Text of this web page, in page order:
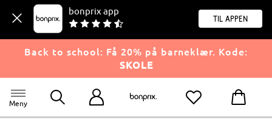
bonprix app
til appen
Back to school: Få 20% på barneklær. Kode:
SKOLE
Meny